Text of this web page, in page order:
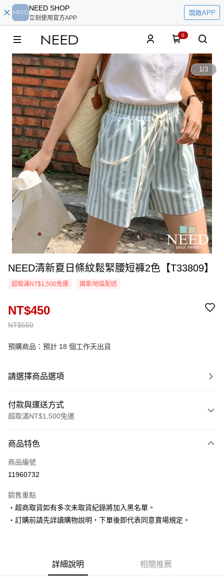
NEED SHOP
立刻使用官方APP
開啟APP
0
1/3
NEED清新夏日條紋鬆緊腰短褲2色【T33809】
超取滿NT$1,500免運 國家/地區配送
NT$550
NT$450
預購商品：預計 18 個工作天出貨
請選擇商品選項
付款與運送方式
超取滿NT$1,500免運
信用卡一次付款
超商取貨付款
Apple Pay
街口支付
商品特色
商品編號
11960732
銷售重點
‧超商取貨如有多次未取貨紀錄將加入黑名單。
‧訂購前請先詳讀購物說明，下單後即代表同意賣場規定。
詳細說明 相關推薦